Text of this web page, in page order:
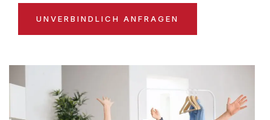
UNVERBINDLICH ANFRAGEN